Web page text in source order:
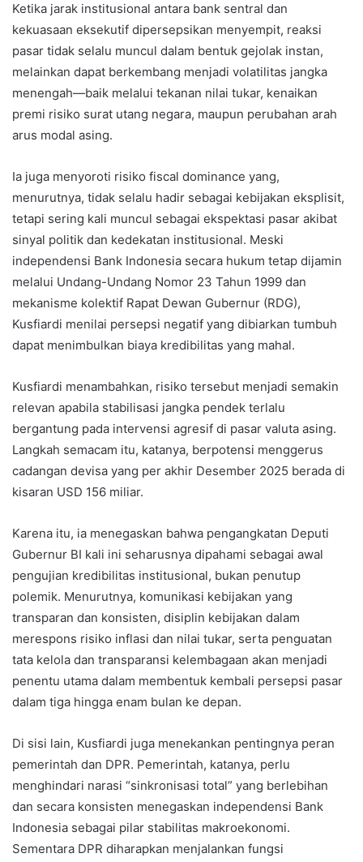
Ketika jarak institusional antara bank sentral dan
kekuasaan eksekutif dipersepsikan menyempit, reaksi
pasar tidak selalu muncul dalam bentuk gejolak instan,
melainkan dapat berkembang menjadi volatilitas jangka
menengah—baik melalui tekanan nilai tukar, kenaikan
premi risiko surat utang negara, maupun perubahan arah
arus modal asing.
Ia juga menyoroti risiko fiscal dominance yang,
menurutnya, tidak selalu hadir sebagai kebijakan eksplisit,
tetapi sering kali muncul sebagai ekspektasi pasar akibat
sinyal politik dan kedekatan institusional. Meski
independensi Bank Indonesia secara hukum tetap dijamin
melalui Undang-Undang Nomor 23 Tahun 1999 dan
mekanisme kolektif Rapat Dewan Gubernur (RDG),
Kusfiardi menilai persepsi negatif yang dibiarkan tumbuh
dapat menimbulkan biaya kredibilitas yang mahal.
Kusfiardi menambahkan, risiko tersebut menjadi semakin
relevan apabila stabilisasi jangka pendek terlalu
bergantung pada intervensi agresif di pasar valuta asing.
Langkah semacam itu, katanya, berpotensi menggerus
cadangan devisa yang per akhir Desember 2025 berada di
kisaran USD 156 miliar.
Karena itu, ia menegaskan bahwa pengangkatan Deputi
Gubernur BI kali ini seharusnya dipahami sebagai awal
pengujian kredibilitas institusional, bukan penutup
polemik. Menurutnya, komunikasi kebijakan yang
transparan dan konsisten, disiplin kebijakan dalam
merespons risiko inflasi dan nilai tukar, serta penguatan
tata kelola dan transparansi kelembagaan akan menjadi
penentu utama dalam membentuk kembali persepsi pasar
dalam tiga hingga enam bulan ke depan.
Di sisi lain, Kusfiardi juga menekankan pentingnya peran
pemerintah dan DPR. Pemerintah, katanya, perlu
menghindari narasi “sinkronisasi total” yang berlebihan
dan secara konsisten menegaskan independensi Bank
Indonesia sebagai pilar stabilitas makroekonomi.
Sementara DPR diharapkan menjalankan fungsi